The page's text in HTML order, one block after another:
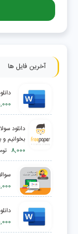
آخرین فایل ها
دانلود
بخوانیم
8,000